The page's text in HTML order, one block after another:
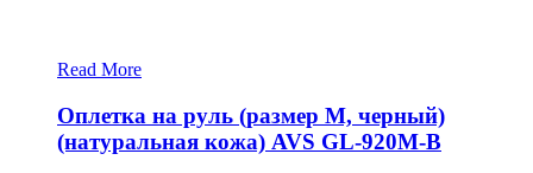
Read More
Оплетка на руль (размер M, черный)
(натуральная кожа) AVS GL-920M-B